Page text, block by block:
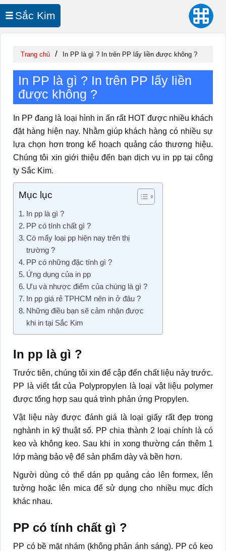
In UV Cuộn
Sắc Kim
Trang chủ / In PP là gì ? In trên PP lấy liền được không ?
In PP là gì ? In trên PP lấy liền
được không ?
In PP đang là loại hình in ấn rất HOT được nhiều khách
đặt hàng hiện nay. Nhằm giúp khách hàng có nhiều sự
lựa chọn hơn trong kế hoạch quảng cáo thương hiệu.
Chúng tôi xin giới thiệu đến bạn dịch vụ in pp tại công
ty Sắc Kim.
Mục lục
In pp là gì ?
PP có tính chất gì ?
Có mấy loại pp hiện nay trên thị
trường ?
PP có những đặc tính gì ?
Ứng dụng của in pp
Ưu và nhược điểm của chúng là gì ?
In pp giá rẻ TPHCM nên in ở đâu ?
Những điều bạn sẽ cảm nhận được
khi in tại Sắc Kim
In pp là gì ?
Trước tiên, chúng tôi xin để cập đến chất liệu này trước.
PP là viết tắt của Polypropylen là loại vật liệu polymer
được tổng hợp sau quá trình phản ứng Propylen.
Vật liệu này được đánh giá là loại giấy rất đẹp trong
nghành in kỹ thuật số. PP chia thành 2 loại chính là có
keo và không keo. Sau khi in xong thường cán thêm 1
lớp màng bảo vệ để sản phẩm dày và bền hơn.
Người dùng có thể dán pp quảng cáo lên formex, lên
tường hoặc lên mica để sử dụng cho nhiều mục đích
khác nhau.
PP có tính chất gì ?
PP có bề mặt nhám (không phản ánh sáng). PP có keo